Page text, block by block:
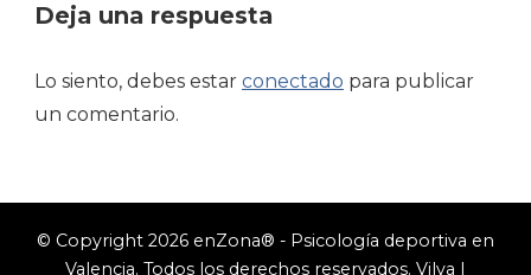
Deja una respuesta
Lo siento, debes estar conectado para publicar
un comentario.
© Copyright 2026 enZona® - Psicología deportiva en
Valencia. Todos los derechos reservados. Vilva |